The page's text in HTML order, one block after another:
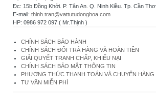
Đc: 15b Đồng Khởi. P. Tân An. Q. Ninh Kiều. Tp. Cần Thơ
E-mail: thinh.tran@vattutudonghoa.com
HP: 0986 972 097 ( Mr.Thịnh )
CHÍNH SÁCH BẢO HÀNH
CHÍNH SÁCH ĐỔI TRẢ HÀNG VÀ HOÀN TIỀN
GIẢI QUYẾT TRANH CHẤP, KHIẾU NẠI
CHÍNH SÁCH BẢO MẬT THÔNG TIN
PHƯƠNG THỨC THANH TOÁN VÀ CHUYỂN HÀNG
TƯ VẤN MIỄN PHÍ